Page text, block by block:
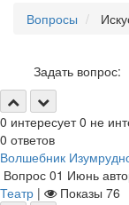
Вопросы
Задать вопрос:
0 интересует 0 не
0 ответов
Волшебник
Вопрос 01 Июнь
Театр | Показы 76